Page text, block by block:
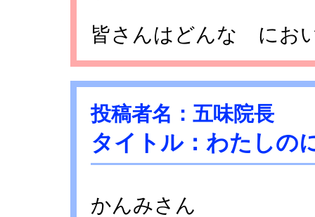
皆さんはどんな にお
投稿者名：五味院長
タイトル：わたしの
かんみさん